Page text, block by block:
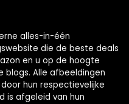
alles-in-één
die de beste deals
en u op de hoogte
Alle afbeeldingen
hun respectievelijke
is afgeleid van hun